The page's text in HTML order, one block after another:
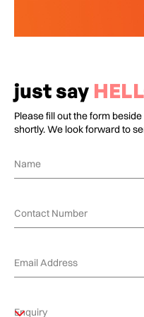
just say
Please fill out the form
shortly. We look forward to